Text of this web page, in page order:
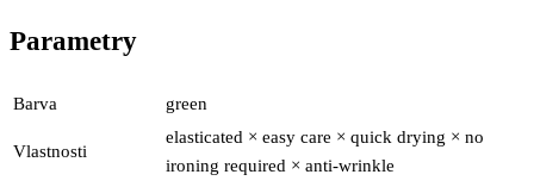
Parametry
Barva green
Vlastnosti
elasticated × easy care × quick drying × no
ironing required × anti-wrinkle